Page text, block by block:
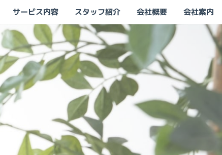
サービス内容 スタッフ紹介 会社概要 会社案内